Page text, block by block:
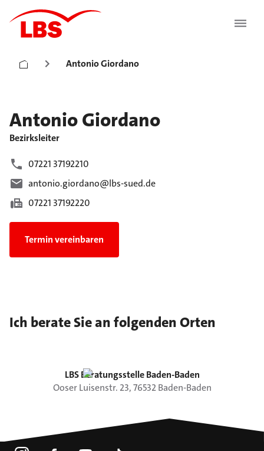
Antonio Giordano
AntonioGiordano
Bezirksleiter
07221 37192210
antonio.giordano@lbs-sued.de
07221 37192220
Termin vereinbaren
Ich berate Sie an folgenden Orten
LBS Beratungsstelle Baden-Baden
Ooser Luisenstr. 23,76532 Baden-Baden